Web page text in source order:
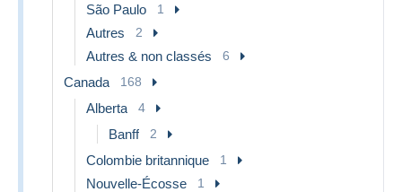
São Paulo 1
Autres 2
Autres & non classés 6
Canada 168
Alberta 4
Banff 2
Colombie britannique 1
Nouvelle-Écosse 1